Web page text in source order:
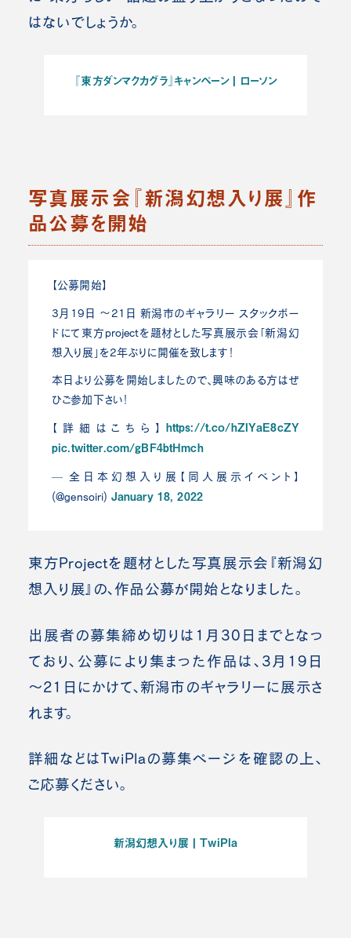
はないでしょうか。
『東方ダンマクカグラ』キャンペーン | ローソン
写真展示会『新潟幻想入り展』作
品公募を開始
【公募開始】
3月19日 ～21日 新潟市のギャラリー スタックボー
ドにて東方projectを題材とした写真展示会「新潟幻
想入り展」を2年ぶりに開催を致します！
本日より公募を開始しましたので、興味のある方はぜ
ひご参加下さい！
【詳細はこちら】 https://t.co/hZIYaE8cZY
pic.twitter.com/gBF4btHmch
— 全日本幻想入り展【同人展示イベント】
(@gensoiri) January 18, 2022
東方Projectを題材とした写真展示会『新潟幻
想入り展』の、作品公募が開始となりました。
出展者の募集締め切りは1月30日までとなっ
ており、公募により集まった作品は、3月19日
～21日にかけて、新潟市のギャラリーに展示さ
れます。
詳細などはTwiPlaの募集ページを確認の上、
ご応募ください。
新潟幻想入り展 | TwiPla